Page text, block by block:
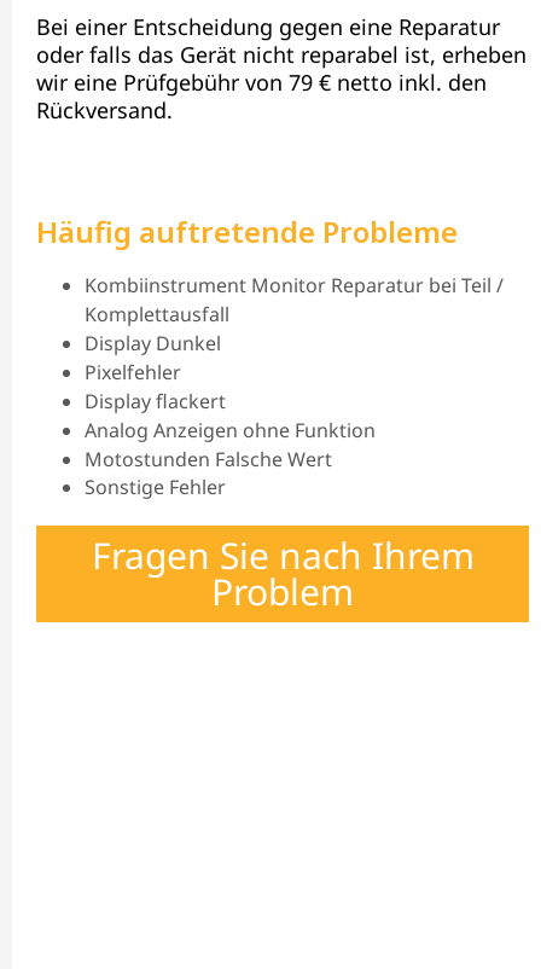
Bei einer Entscheidung gegen eine Reparatur
oder falls das Gerät nicht reparabel ist, erheben
wir eine Prüfgebühr von 79 € netto inkl. den
Rückversand.
Häufig auftretende Probleme
Kombiinstrument Monitor Reparatur bei Teil /
Komplettausfall
Display Dunkel
Pixelfehler
Display flackert
Analog Anzeigen ohne Funktion
Motostunden Falsche Wert
Sonstige Fehler
Fragen Sie nach Ihrem
Problem